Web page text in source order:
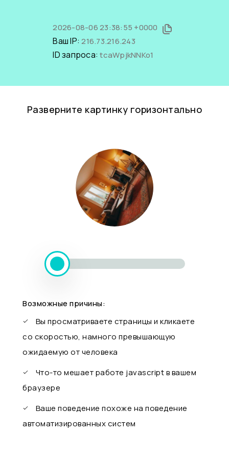
2026-08-06 23:38:55 +0000
Ваш IP:216.73.216.243
ID запроса:tcaWpjkNNKo1
Разверните картинку горизонтально
Возможные причины:
Вы просматриваете страницы и кликаете
со скоростью, намного превышающую
ожидаемую от человека
Что-то мешает работе javascript в вашем
браузере
Ваше поведение похоже на поведение
автоматизированных систем